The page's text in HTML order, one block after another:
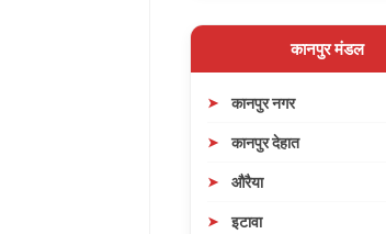
कानपुर मंडल
कानपुर नगर
कानपुर देहात
औरैया
इटावा